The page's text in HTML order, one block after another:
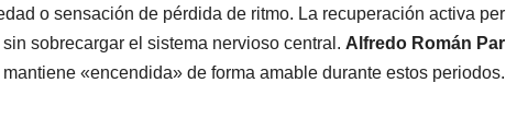
o sensación de pérdida de ritmo. La recuperación activa
sobrecargar el sistema nervioso central. Alfredo Román
«encendida» de forma amable durante estos periodos.